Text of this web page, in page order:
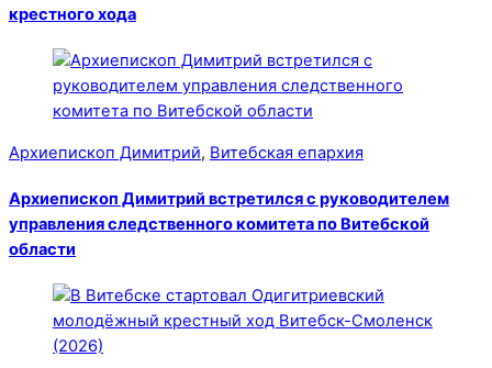
крестного хода
Архиепископ Димитрий, Витебская епархия
Архиепископ Димитрий встретился с руководителем
управления следственного комитета по Витебской
области